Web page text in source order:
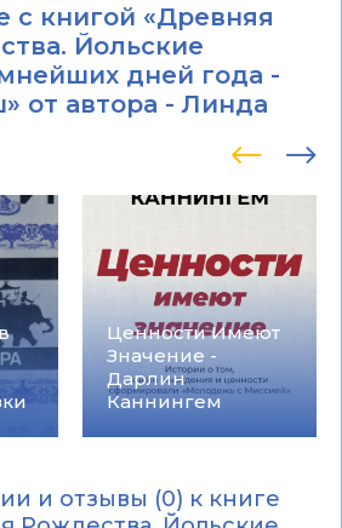
с книгой «Древняя
Йольские
дней года -
от автора - Линда
Ценности Имеют
Значение -
Дарлин
Каннингем
и отзывы (0) к книге